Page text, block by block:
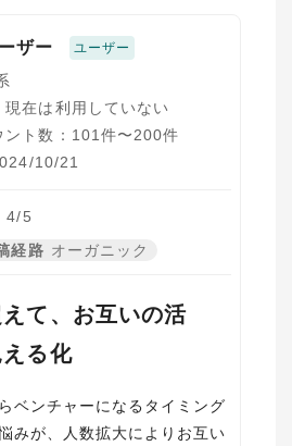
ザー ユーザー
現在は利用していない
ント数：101件〜200件
10/21
4/5
経路 オーガニック
て、お互いの活
る化
ベンチャーになるタイミング
みが、人数拡大によりお互い